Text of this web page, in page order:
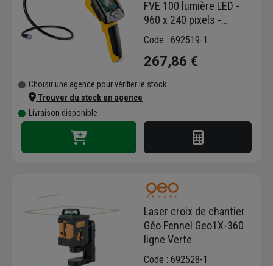
FVE 100 lumière LED -
960 x 240 pixels -
Capteur 100 cm - Geo
Fennel
Code : 692519-1
267,86 €
Choisir une agence pour vérifier le stock
Trouver du stock en agence
Livraison disponible
Laser croix de chantier
Géo Fennel Geo1X-360
ligne Verte
Code : 692528-1